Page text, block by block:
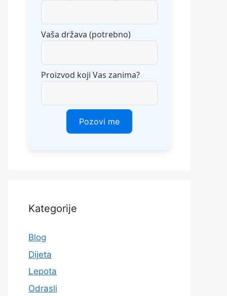
Vaša država (potrebno)
Proizvod koji Vas zanima?
Kategorije
Blog
Dijeta
Lepota
Odrasli